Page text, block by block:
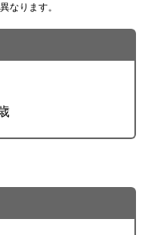
なります。